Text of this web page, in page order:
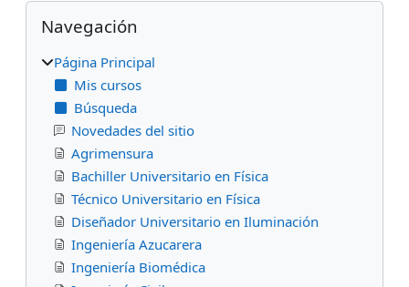
Bloques
Salta Navegación
Navegación
Página Principal
Mis cursos
Búsqueda
Novedades del sitio
Agrimensura
Bachiller Universitario en Física
Técnico Universitario en Física
Diseñador Universitario en Iluminación
Ingeniería Azucarera
Ingeniería Biomédica